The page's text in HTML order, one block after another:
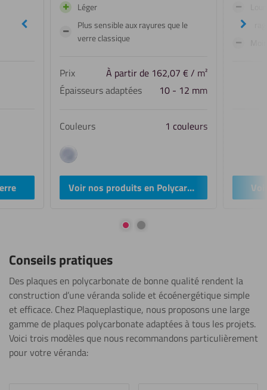
undefined
Léger
Plus sensible aux rayures que le
verre classique
Prix À partir de 162,07 €/ m²
Épaisseurs adaptées
10 - 12 mm
Couleurs
1 couleurs
transparent
Voir nos produits en Polycarbonate
Aller à la diapositive 1
Aller à la diapositive 2
Conseils pratiques
Des plaques en polycarbonate de bonne qualité rendent la
construction d’une véranda solide et écoénergétique simple
et efficace. Chez Plaqueplastique, nous proposons une large
gamme de plaques polycarbonate adaptées à tous les projets.
Voici trois modèles que nous recommandons particulièrement
pour votre véranda: